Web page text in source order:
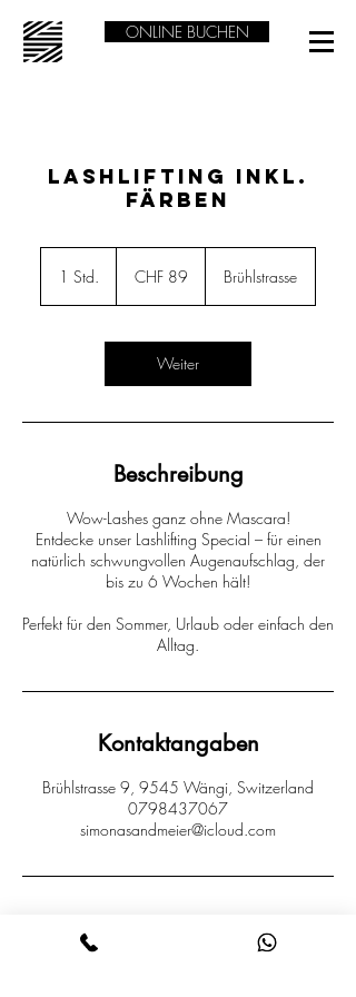
ONLINE BUCHEN
Lashlifting inkl.
Färben
1 Std.
d
Franken
CHF 89 Brühlstrasse
Weiter
Beschreibung
Wow-Lashes ganz ohne Mascara!
Entdecke unser Lashlifting Special – für einen
natürlich schwungvollen Augenaufschlag, der
bis zu 6 Wochen hält!
Perfekt für den Sommer, Urlaub oder einfach den
Alltag.
Kontaktangaben
Brühlstrasse 9, 9545 Wängi, Switzerland
0798437067
simonasandmeier@icloud.com